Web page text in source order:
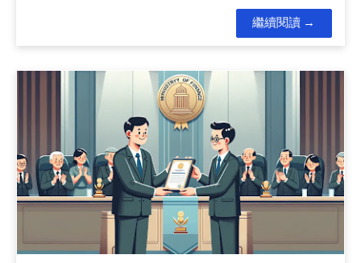
繼續閱讀